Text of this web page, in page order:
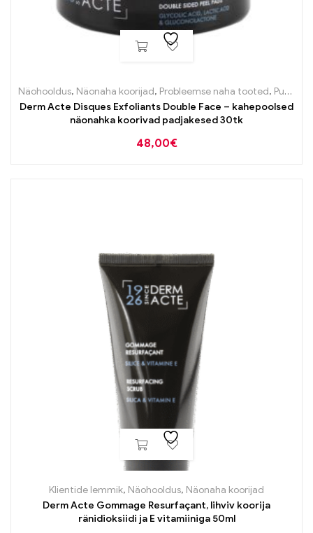
Näohooldus, Näonaha koorijad, Probleemse naha tooted, Puhastustooted
Derm Acte Disques Exfoliants Double Face – kahepoolsed
näonahka koorivad padjakesed 30tk
48,00€
Klientide lemmik, Näohooldus, Näonaha koorijad
Derm Acte Gommage Resurfaçant, lihviv koorija
ränidioksiidi ja E vitamiiniga 50ml